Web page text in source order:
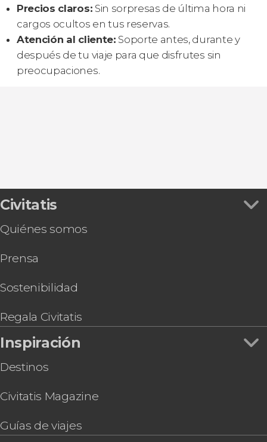
Precios claros: Sin sorpresas de última hora ni
cargos ocultos en tus reservas.
Atención al cliente: Soporte antes, durante y
después de tu viaje para que disfrutes sin
preocupaciones.
Civitatis
Quiénes somos
Prensa
Sostenibilidad
Regala Civitatis
Inspiración
Destinos
Civitatis Magazine
Guías de viajes